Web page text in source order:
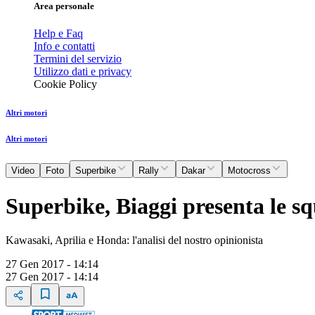
Area personale
Help e Faq
Info e contatti
Termini del servizio
Utilizzo dati e privacy
Cookie Policy
Altri motori
Altri motori
Video Foto Superbike Rally Dakar Motocross
Superbike, Biaggi presenta le
Kawasaki, Aprilia e Honda: l'analisi del nostro opinionista
27 Gen 2017 - 14:14
27 Gen 2017 - 14:14